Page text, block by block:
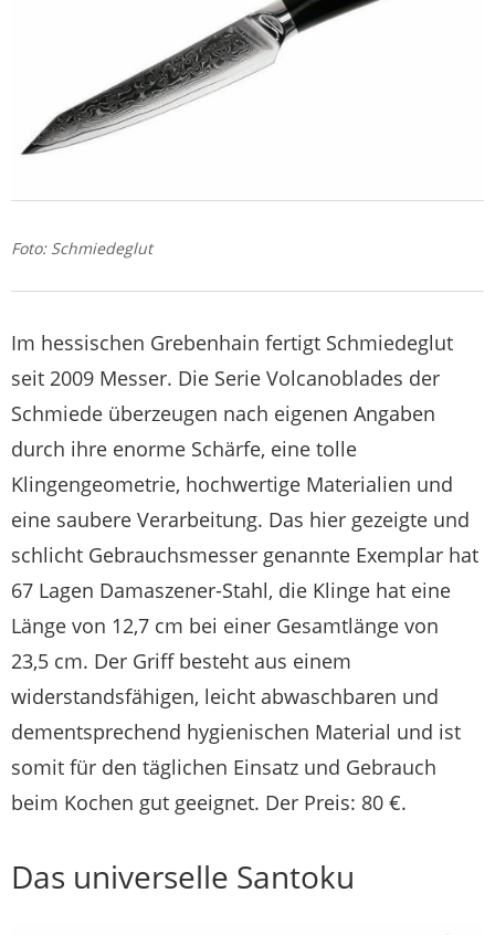
Foto: Schmiedeglut
Im hessischen Grebenhain fertigt Schmiedeglut
seit 2009 Messer. Die Serie Volcanoblades der
Schmiede überzeugen nach eigenen Angaben
durch ihre enorme Schärfe, eine tolle
Klingengeometrie, hochwertige Materialien und
eine saubere Verarbeitung. Das hier gezeigte und
schlicht Gebrauchsmesser genannte Exemplar hat
67 Lagen Damaszener-Stahl, die Klinge hat eine
Länge von 12,7 cm bei einer Gesamtlänge von
23,5 cm. Der Griff besteht aus einem
widerstandsfähigen, leicht abwaschbaren und
dementsprechend hygienischen Material und ist
somit für den täglichen Einsatz und Gebrauch
beim Kochen gut geeignet. Der Preis: 80 €.
Das universelle Santoku